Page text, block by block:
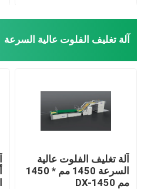
آلة جلور المجلد
آلة بايل تيرنر
آلة تغليف الفلوت عالية السرعة
آلة تغليف الفلوت عالية
السرعة 1450 مم * 1450
مم DX-1450